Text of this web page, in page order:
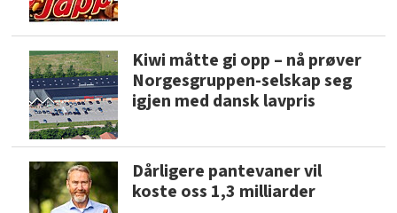
Kiwi måtte gi opp – nå prøver
Norgesgruppen-selskap seg
igjen med dansk lavpris
Dårligere pantevaner vil
koste oss 1,3 milliarder